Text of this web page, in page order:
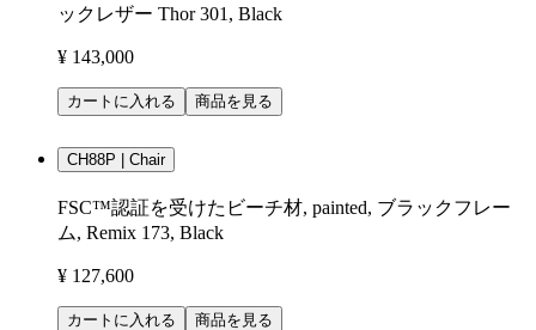
ックレザー Thor 301, Black
¥ 143,000
カートに入れる 商品を見る
CH88P | Chair
FSC™認証を受けたビーチ材, painted, ブラックフレー
ム, Remix 173, Black
¥ 127,600
カートに入れる 商品を見る